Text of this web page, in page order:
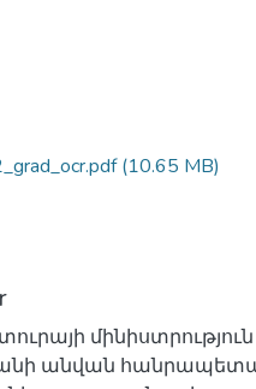
(10.65 MB)
մինիստրություն
անվան